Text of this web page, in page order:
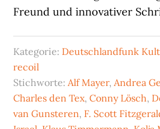
Freund und innovativer
Kategorie: Deutschlandfunk
recoil
Stichworte: Alf Mayer, Andrea
Charles den Tex,Conny Lösch,
van Gunsteren, F. Scott